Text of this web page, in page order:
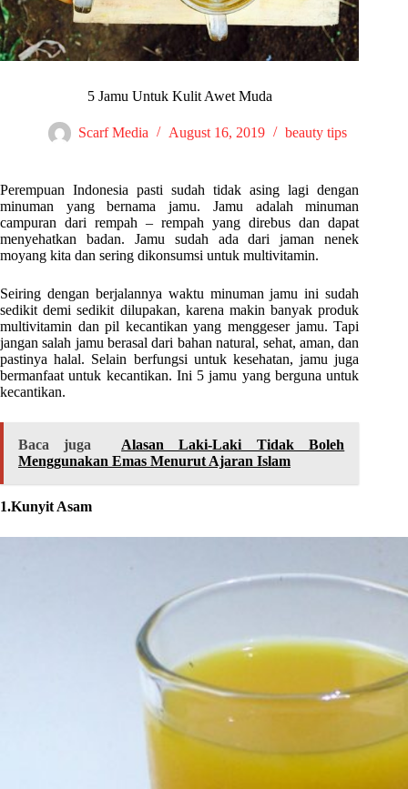
5 Jamu Untuk Kulit Awet Muda
Scarf Media August 16, 2019 beauty tips
Perempuan Indonesia pasti sudah tidak asing lagi dengan
minuman yang bernama jamu. Jamu adalah minuman
campuran dari rempah – rempah yang direbus dan dapat
menyehatkan badan. Jamu sudah ada dari jaman nenek
moyang kita dan sering dikonsumsi untuk multivitamin.
Seiring dengan berjalannya waktu minuman jamu ini sudah
sedikit demi sedikit dilupakan, karena makin banyak produk
multivitamin dan pil kecantikan yang menggeser jamu. Tapi
jangan salah jamu berasal dari bahan natural, sehat, aman, dan
pastinya halal. Selain berfungsi untuk kesehatan, jamu juga
bermanfaat untuk kecantikan. Ini 5 jamu yang berguna untuk
kecantikan.
Baca juga
Alasan Laki-Laki Tidak Boleh
Menggunakan Emas Menurut Ajaran Islam
1.Kunyit Asam